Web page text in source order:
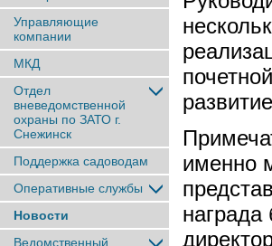
Управляющие
компании
МКД
Отдел
вневедомственной
охраны по ЗАТО г.
Снежинск
Поддержка садоводам
Оперативные службы
Новости
Ведомственный
именно